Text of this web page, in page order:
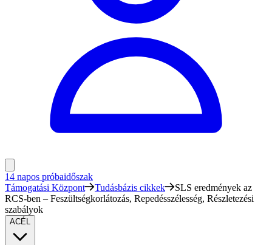
14 napos próbaidőszak
Támogatási Központ
Tudásbázis cikkek
SLS eredmények az
RCS-ben – Feszültségkorlátozás, Repedésszélesség, Részletezési
szabályok
ACÉL